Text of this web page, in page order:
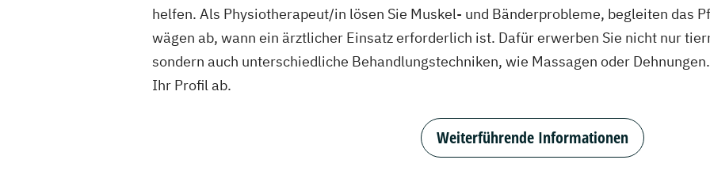
helfen. Als Physiotherapeut/in lösen Sie Muskel- und Bänderprobleme, begleiten das
wägen ab, wann ein ärztlicher Einsatz erforderlich ist. Dafür erwerben Sie nicht nur
sondern auch unterschiedliche Behandlungstechniken, wie Massagen oder
Ihr Profil ab.
Weiterführende Informationen